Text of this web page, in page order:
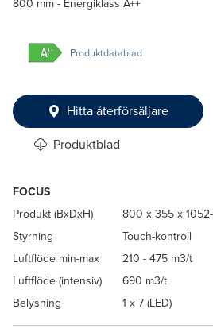
800 mm - Energiklass A++
Produktdatablad
Hitta återförsäljare
Produktblad
FOCUS
Produkt (BxDxH)
800 x 355 x
Styrning
Touch-kontroll
Luftflöde min-max
210 - 475 m3/t
Luftflöde (intensiv)
690 m3/t
Belysning
1 x 7 (LED)